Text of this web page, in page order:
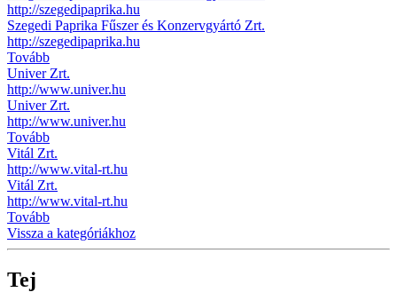
http://szegedipaprika.hu
Szegedi Paprika Fűszer és Konzervgyártó Zrt.
http://szegedipaprika.hu
Tovább
Univer Zrt.
http://www.univer.hu
Univer Zrt.
http://www.univer.hu
Tovább
Vitál Zrt.
http://www.vital-rt.hu
Vitál Zrt.
http://www.vital-rt.hu
Tovább
Vissza a kategóriákhoz
Tej